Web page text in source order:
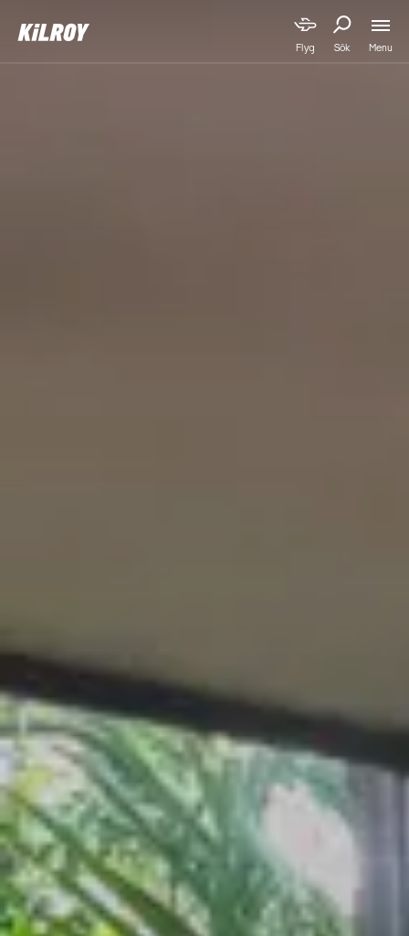
Flyg Sök Menu